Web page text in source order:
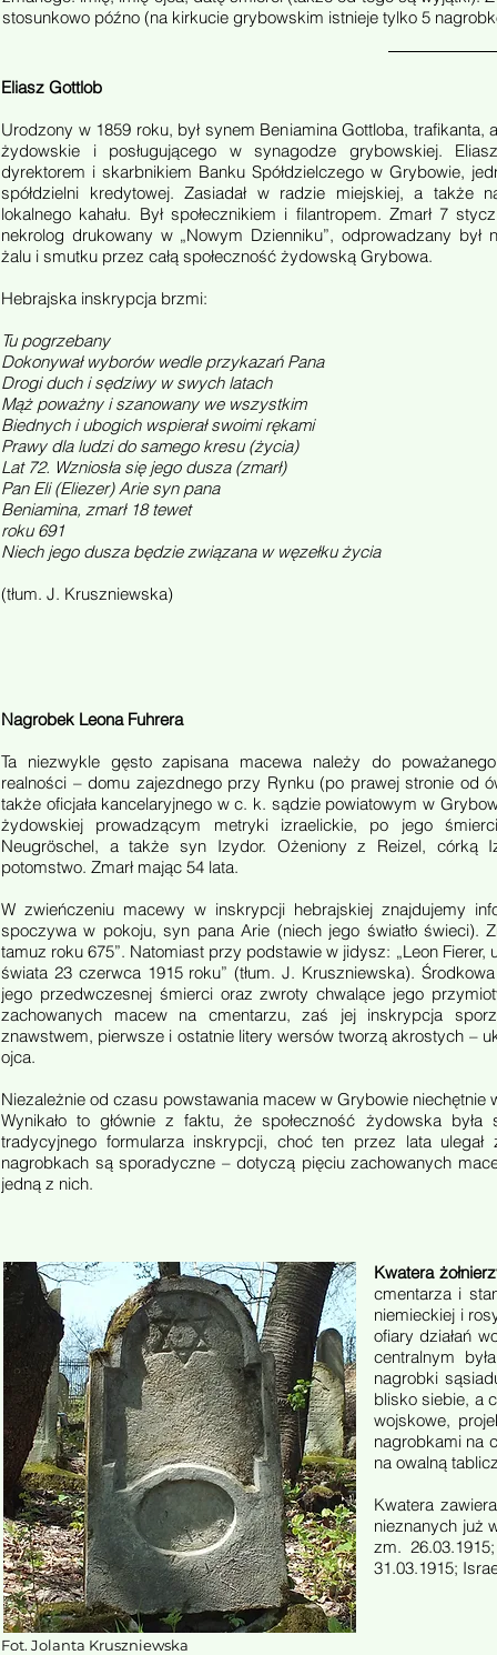
stosunkowo późno (na kirkucie grybowskim istnieje tylko 5
Eliasz Gottlob
Urodzony w 1859 roku, był synem Beniamina Gottloba,
żydowskie i posługującego w synagodze grybowskiej.
dyrektorem i skarbnikiem Banku Spółdzielczego w Grybowie,
spółdzielni kredytowej. Zasiadał w radzie miejskiej, a także
lokalnego kahału. Był społecznikiem i filantropem. Zmarł 7
nekrolog drukowany w „Nowym Dzienniku”, odprowadzany
żalu i smutku przez całą społeczność żydowską Grybowa.
Hebrajska inskrypcja brzmi:
Tu pogrzebany
Dokonywał wyborów wedle przykazań Pana
Drogi duch i sędziwy w swych latach
Mąż poważny i szanowany we wszystkim
Biednych i ubogich wspierał swoimi rękami
Prawy dla ludzi do samego kresu (życia)
Lat 72. Wzniosła się jego dusza (zmarł)
Pan Eli (Eliezer) Arie syn pana
Beniamina, zmarł 18 tewet
roku 691
Niech jego dusza będzie związana w węzełku życia
(tłum. J. Kruszniewska)
Nagrobek Leona Fuhrera
Ta niezwykle gęsto zapisana macewa należy do
realności – domu zajezdnego przy Rynku (po prawej stronie od
także oficjała kancelaryjnego w c. k. sądzie powiatowym w
żydowskiej prowadzącym metryki izraelickie, po jego
Neugröschel, a także syn Izydor. Ożeniony z Reizel, córką
potomstwo. Zmarł mając 54 lata.
W zwieńczeniu macewy w inskrypcji hebrajskiej znajdujemy
spoczywa w pokoju, syn pana Arie (niech jego światło świeci).
tamuz roku 675”. Natomiast przy podstawie w jidysz: „Leon Fierer,
świata 23 czerwca 1915 roku” (tłum. J. Kruszniewska).
jego przedwczesnej śmierci oraz zwroty chwalące jego
zachowanych macew na cmentarzu, zaś jej inskrypcja
znawstwem, pierwsze i ostatnie litery wersów tworzą akrostych –
ojca.
Niezależnie od czasu powstawania macew w Grybowie niechętnie
Wynikało to głównie z faktu, że społeczność żydowska
tradycyjnego formularza inskrypcji, choć ten przez lata
nagrobkach są sporadyczne – dotyczą pięciu zachowanych
jedną z nich.
Kwatera
cmentarza i
niemieckiej i
ofiary działań
centralnym
nagrobki
blisko siebie, a
wojskowe,
nagrobkami na
na owalną
Kwatera
nieznanych już
zm.
31.03.1915;
Fot. Jolanta Kruszniewska